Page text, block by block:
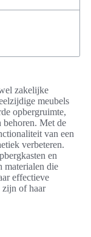
zakelijke
meubels
opbergruimte,
behoren. Met de
van een
verbeteren.
en
materialen die
effectieve
zijn of haar